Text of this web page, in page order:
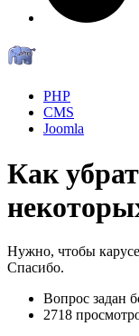
PHP
CMS
Joomla
Как
Нужно, чтобы
Спасибо.
Вопрос задан
2718